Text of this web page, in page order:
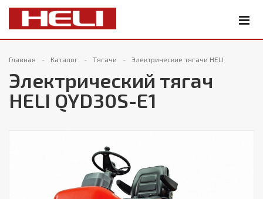
Главная Каталог Тягачи Электрические тягачи HELI
Электрический тягач
HELI QYD30S-E1